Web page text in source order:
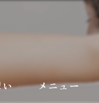
メニュー